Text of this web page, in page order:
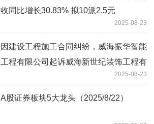
收同比增长30.83% 拟10派2.5元
2025-08-23
因建设工程施工合同纠纷，威海振华智能
工程有限公司起诉威海新世纪装饰工程有
2025-08-23
A股证券板块5大龙头（2025/8/22）